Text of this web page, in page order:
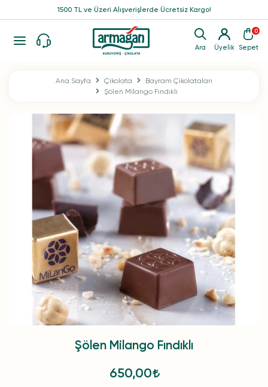
Ara Üyelik
0
Sepet
1500 TL ve Üzeri Alışverişlerde Ücretsiz Kargo!
Ana Sayfa Çikolata
Bayram Çikolataları
Şölen Milango Fındıklı
Şölen Milango Fındıklı
650,00